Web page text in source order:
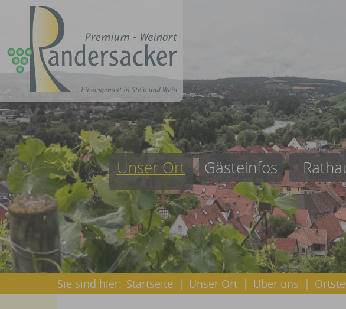
Unser Ort Gästeinfos
Sie sind hier: Startseite | Unser Ort | Über uns |